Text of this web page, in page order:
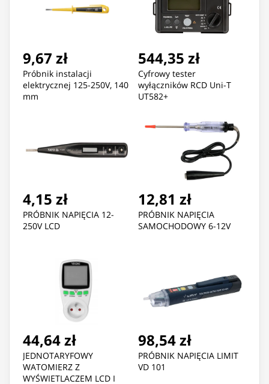
9,67 zł
Próbnik instalacji
elektrycznej 125-250V, 140
mm
544,35 zł
Cyfrowy tester
wyłączników RCD Uni-T
UT582+
4,15 zł
PRÓBNIK NAPIĘCIA 12-
250V LCD
12,81 zł
PRÓBNIK NAPIĘCIA
SAMOCHODOWY 6-12V
44,64 zł
JEDNOTARYFOWY
WATOMIERZ Z
WYŚWIETLACZEM LCD I
98,54 zł
PRÓBNIK NAPIĘCIA LIMIT
VD 101